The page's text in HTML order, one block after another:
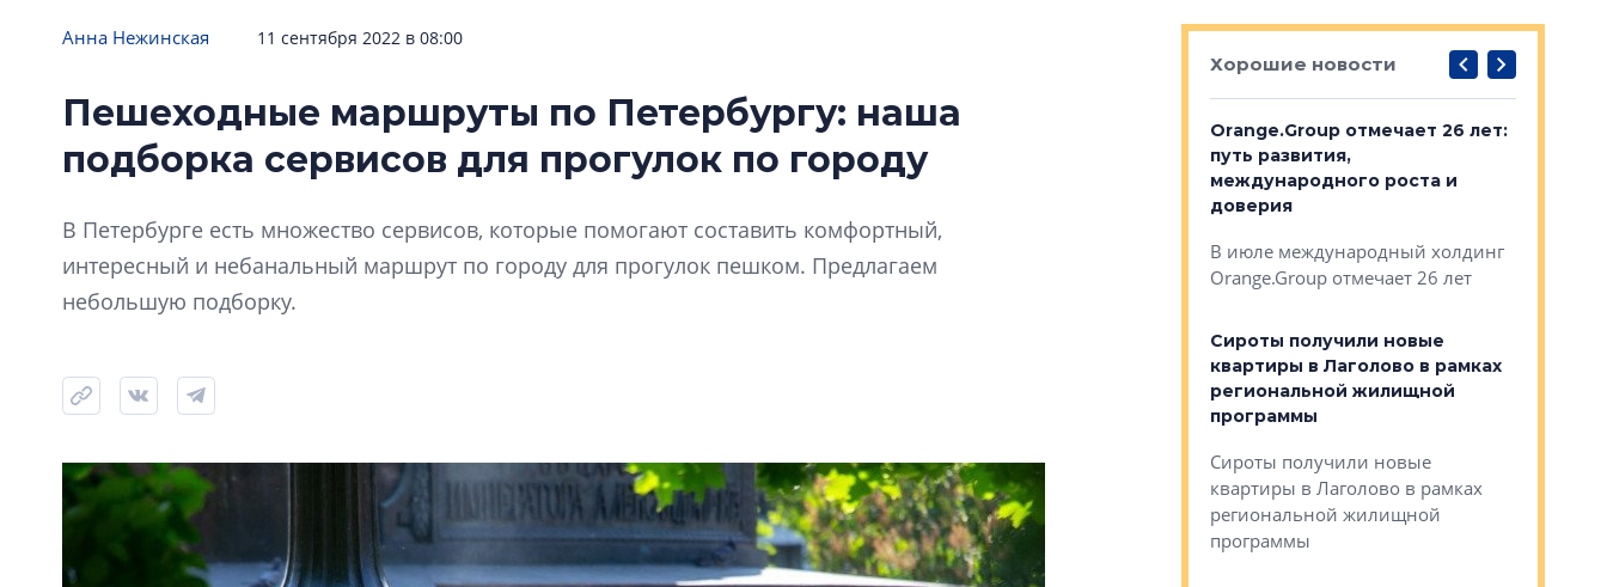
Анна Нежинская 11 сентября 2022 в 08:00
Пешеходные маршруты по Петербургу: наша
подборка сервисов для прогулок по городу
В Петербурге есть множество сервисов, которые помогают составить комфортный,
интересный и небанальный маршрут по городу для прогулок пешком. Предлагаем
небольшую подборку.
Хорошие новости
В Санкт-Петербурге выбрали
лучших поющих строителей
девятый сезон творческого
строить и жить помогает»
В Красногвардейском районе
Петербурга появился еще один
центр совмещенного образования
Orange.Group отмечает 26 лет:
путь развития,
международного роста и
доверия
В июле международный холдинг
Orange.Group отмечает 26 лет
Сироты получили новые
квартиры в Лаголово в рамках
региональной жилищной
программы
Сироты получили новые
квартиры в Лаголово в рамках
региональной жилищной
программы